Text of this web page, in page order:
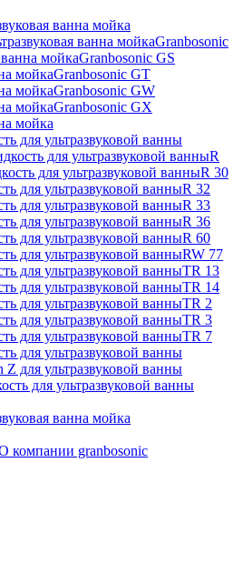
ванна мойка
ванна мойкаGranbosonic
ванна мойкаGranbosonic GS
мойкаGranbosonic GT
мойкаGranbosonic GW
мойкаGranbosonic GX
мойка
для ультразвуковой ванны
для ультразвуковой ванныR
для ультразвуковой ванныR 30
для ультразвуковой ванныR 32
для ультразвуковой ванныR 33
для ультразвуковой ванныR 36
для ультразвуковой ванныR 60
для ультразвуковой ванныRW 77
для ультразвуковой ванныTR 13
для ультразвуковой ванныTR 14
для ультразвуковой ванныTR 2
для ультразвуковой ванныTR 3
для ультразвуковой ванныTR 7
для ультразвуковой ванны
для ультразвуковой ванны
для ультразвуковой ванны
ванна мойка
компании granbosonic